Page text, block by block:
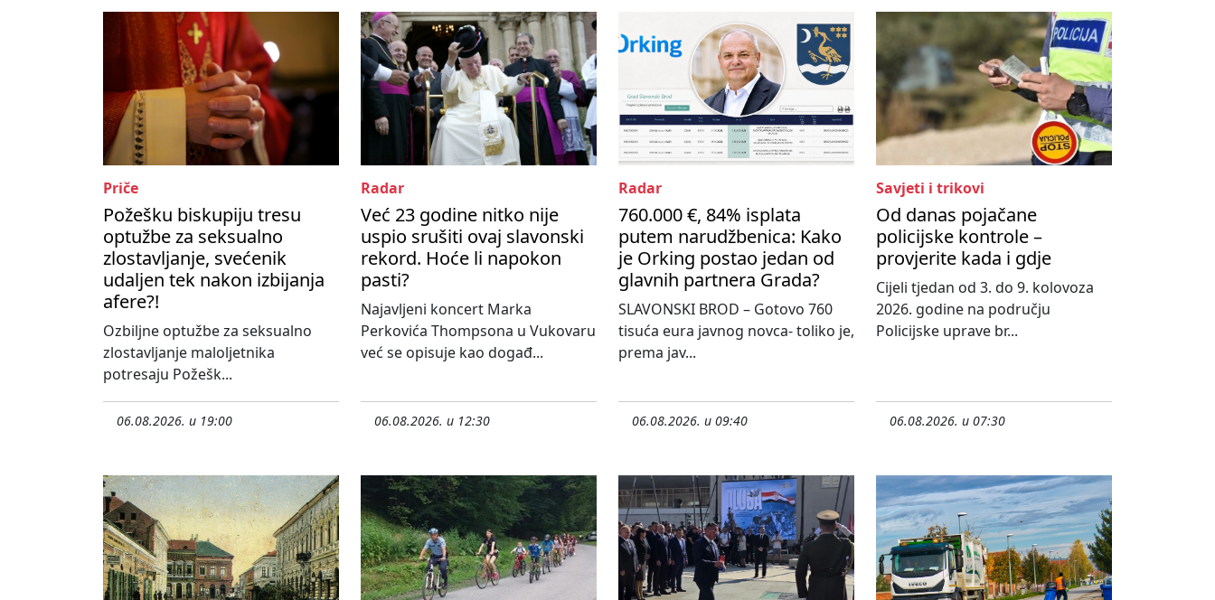
Priče
Požešku biskupiju tresu
optužbe za seksualno
zlostavljanje, svećenik
udaljen tek nakon izbijanja
afere?!
Ozbiljne optužbe za seksualno
zlostavljanje maloljetnika
potresaju Požešk...
06.08.2026. u 19:00
Radar
Već 23 godine nitko nije
uspio srušiti ovaj slavonski
rekord. Hoće li napokon
pasti?
Najavljeni koncert Marka
Perkovića Thompsona u Vukovaru
već se opisuje kao događ...
06.08.2026. u 12:30
Radar
760.000 €, 84% isplata
putem narudžbenica: Kako
je Orking postao jedan od
glavnih partnera Grada?
SLAVONSKI BROD – Gotovo 760
tisuća eura javnog novca- toliko je,
prema jav...
06.08.2026. u 09:40
Savjeti i trikovi
Od danas pojačane
policijske kontrole –
provjerite kada i gdje
Cijeli tjedan od 3. do 9. kolovoza
2026. godine na području
Policijske uprave br...
06.08.2026. u 07:30